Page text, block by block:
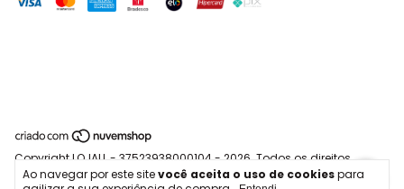
Ao navegar por este sitevocê aceita o uso de cookiespara
Copyright LOJALL - 37523938000104 - 2026. Todos os direitos
reservados.